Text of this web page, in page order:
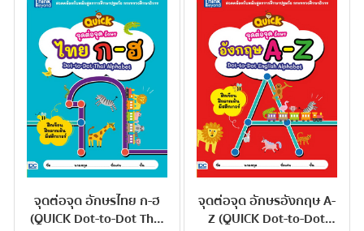
จุดต่อจุด อักษรไทย ก-ฮ
(QUICK Dot-to-Dot Thai
จุดต่อจุด อักษรอังกฤษ A-
Z (QUICK Dot-to-Dot